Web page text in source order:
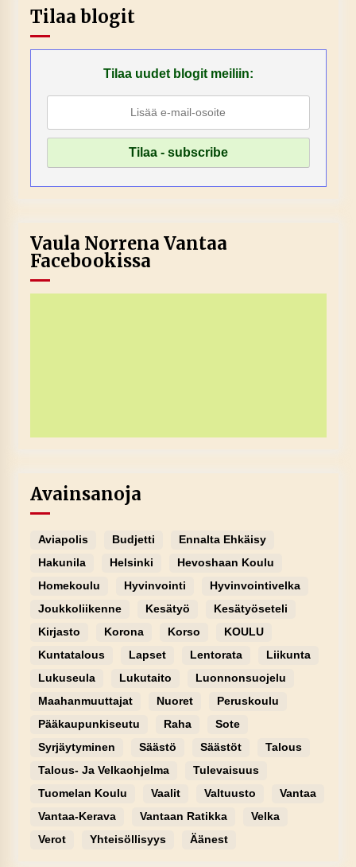
Tilaa blogit
Tilaa uudet blogit meiliin:
Vaula Norrena Vantaa
Facebookissa
Avainsanoja
Aviapolis Budjetti
Ennalta Ehkäisy
Hakunila
Helsinki
Hevoshaan Koulu
Homekoulu
Hyvinvointi
Hyvinvointivelka
Joukkoliikenne
Kesätyö
Kesätyöseteli
Kirjasto
Korona Korso
KOULU
Kuntatalous
Lapset Lentorata
Liikunta
Lukuseula
Lukutaito
Luonnonsuojelu
Maahanmuuttajat
Nuoret
Peruskoulu
Pääkaupunkiseutu
Raha
Sote
Syrjäytyminen
Säästö Säästöt
Talous
Talous- Ja Velkaohjelma
Tulevaisuus
Tuomelan Koulu
Vaalit Valtuusto
Vantaa
Vantaa-Kerava
Vantaan Ratikka
Velka
Verot
Yhteisöllisyys Äänest